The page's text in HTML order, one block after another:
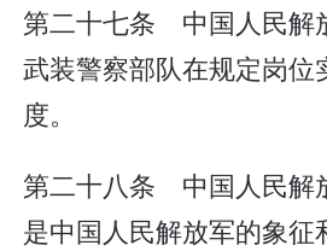
第二十七条 中国人民解
武装警察部队在规定岗位
度。
第二十八条 中国人民解
是中国人民解放军的象征